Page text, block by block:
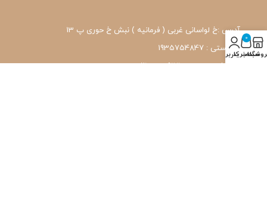
آدرس :خ لواسانی غربی ( فرمانیه ) نبش خ حوری پ 13
کد پستی : 1935754847
شماره تماس: 22239171-۰۲۱
0
سبد خرید
حساب کاربری من